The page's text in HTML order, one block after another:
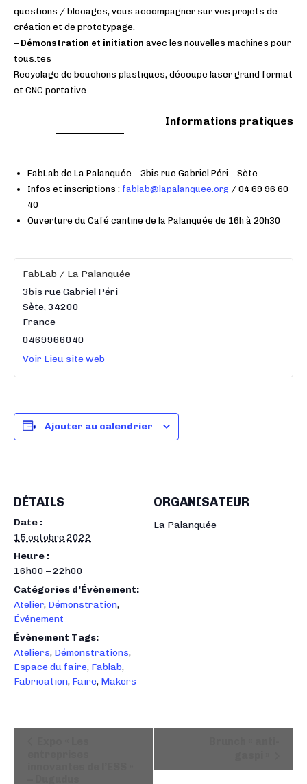
questions / blocages, vous accompagner sur vos projets de
création et de prototypage.
– Démonstration et initiation avec les nouvelles machines pour
tous.tes
Recyclage de bouchons plastiques, découpe laser grand format
et CNC portative.
Informations pratiques
FabLab de La Palanquée – 3bis rue Gabriel Péri – Sète
Infos et inscriptions : fablab@lapalanquee.org / 04 69 96 60
40
Ouverture du Café cantine de la Palanquée de 16h à 20h30
DÉTAILS
Date :
15 octobre 2022
Heure :
16h00 – 22h00
Catégories d’Évènement:
Atelier, Démonstration,
Événement
Évènement Tags:
Ateliers, Démonstrations,
Espace du faire, Fablab,
Fabrication, Faire, Makers
ORGANISATEUR
La Palanquée
FabLab / La Palanquée
3bis rue Gabriel Péri
Sète,34200
France
0469966040
Voir Lieu site web
Ajouter au calendrier